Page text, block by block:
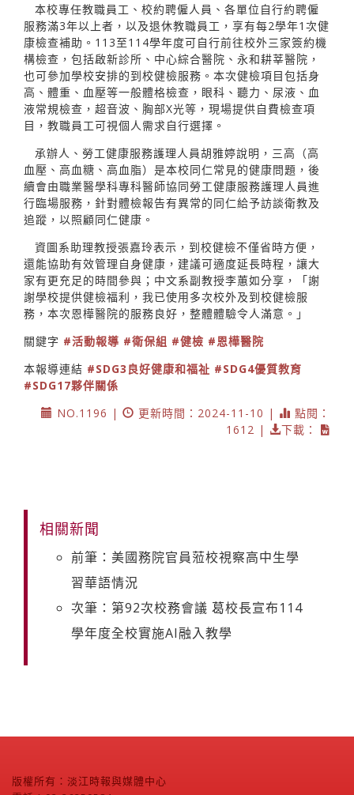
本校專任教職員工、校約聘僱人員、各單位自行約聘僱
服務滿3年以上者，以及退休教職員工，享有每2學年1次健
康檢查補助。113至114學年度可自行前往校外三家簽約機
構檢查，包括啟新診所、中心綜合醫院、永和耕莘醫院，
也可參加學校安排的到校健檢服務。本次健檢項目包括身
高、體重、血壓等一般體格檢查，眼科、聽力、尿液、血
液常規檢查，超音波、胸部X光等，現場提供自費檢查項
目，教職員工可視個人需求自行選擇。
承辦人、勞工健康服務護理人員胡雅婷說明，三高（高
血壓、高血糖、高血脂）是本校同仁常見的健康問題，後
續會由職業醫學科專科醫師協同勞工健康服務護理人員進
行臨場服務，針對體檢報告有異常的同仁給予訪談衛教及
追蹤，以照顧同仁健康。
資圖系助理教授張嘉玲表示，到校健檢不僅省時方便，
還能協助有效管理自身健康，建議可適度延長時程，讓大
家有更充足的時間參與；中文系副教授李蕙如分享，「謝
謝學校提供健檢福利，我已使用多次校外及到校健檢服
務，本次恩樺醫院的服務良好，整體體驗令人滿意。」
關鍵字 #活動報導 #衛保組 #健檢 #恩樺醫院
本報導連結 #SDG3良好健康和福祉 #SDG4優質教育
#SDG17夥伴關係
NO.1196 |
更新時間：2024-11-10 |
點閱：
1612 |
下載：
相關新聞
前筆：美國務院官員蒞校視察高中生學
習華語情況
次筆：第92次校務會議 葛校長宣布114
學年度全校實施AI融入教學
版權所有：淡江時報與媒體中心